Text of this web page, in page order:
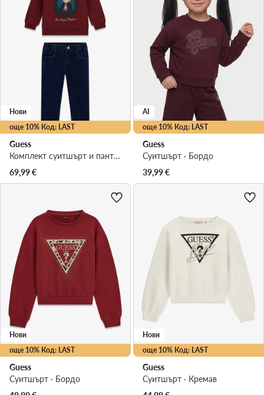
още 10% Код: LAST
Нови
Guess
Комплект суитшърт и панталон от плат · Цветен
69,99€
още 10% Код: LAST
AI
Guess
Суитшърт · Бордо
39,99€
още 10% Код: LAST
Нови
Guess
Суитшърт · Бордо
още 10% Код: LAST
Нови
Guess
Суитшърт · Кремав